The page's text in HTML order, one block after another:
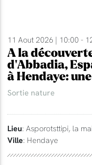
11 Aout 2026 | 10:00 -
A la
d'Abbadia,
à Hendaye:
Sortie nature
Lieu: Asporotsttipi, la
Ville: Hendaye